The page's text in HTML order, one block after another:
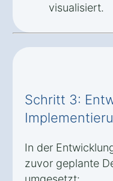
visualisiert.
Schritt 3:
In der
zuvor geplante